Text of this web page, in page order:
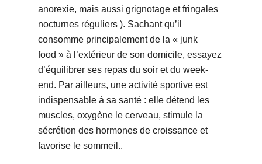
anorexie, mais aussi grignotage et fringales
nocturnes réguliers ). Sachant qu’il
consomme principalement de la « junk
food » à l’extérieur de son domicile, essayez
d’équilibrer ses repas du soir et du week-
end. Par ailleurs, une activité sportive est
indispensable à sa santé : elle détend les
muscles, oxygène le cerveau, stimule la
sécrétion des hormones de croissance et
favorise le sommeil..